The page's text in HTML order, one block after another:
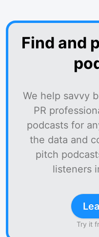
Find and
We help savvy
PR
podcasts for
the data and
pitch
listeners
Try it